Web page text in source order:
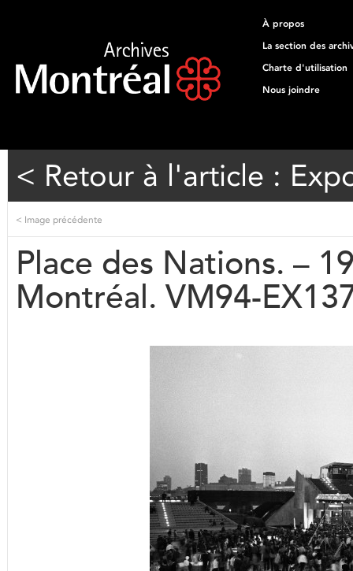
À propos
La section des
Charte d'utilisation
Nous joindre
< Retour à l'article :
< Image précédente
Place des Nations. –
Montréal. VM94-